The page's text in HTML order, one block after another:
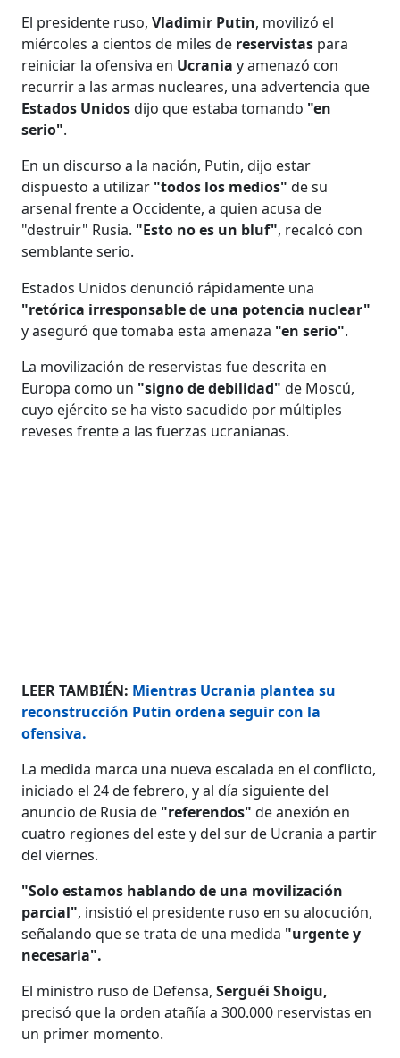
El presidente ruso,Vladimir Putin, movilizó el
miércoles a cientos de miles de reservistas para
reiniciar la ofensiva en Ucrania y amenazó con
recurrir a las armas nucleares, una advertencia que
Estados Unidosdijo que estaba tomando "en
serio".
En un discurso a la nación, Putin, dijo estar
dispuesto a utilizar "todos los medios" de su
arsenal frente a Occidente, a quien acusa de
"destruir" Rusia. "Esto no es un bluf", recalcó con
semblante serio.
Estados Unidos denunció rápidamente una
"retórica irresponsable de una potencia nuclear"
y aseguró que tomaba esta amenaza "en serio".
La movilización de reservistas fue descrita en
Europa como un "signo de debilidad" de Moscú,
cuyo ejército se ha visto sacudido por múltiples
reveses frente a las fuerzas ucranianas.
LEER TAMBIÉN: Mientras Ucrania plantea su
reconstrucción Putin ordena seguir con la
ofensiva.
La medida marca una nueva escalada en el conflicto,
iniciado el 24 de febrero, y al día siguiente del
anuncio de Rusia de "referendos" de anexión en
cuatro regiones del este y del sur de Ucrania a partir
del viernes.
"Solo estamos hablando de una movilización
parcial", insistió el presidente ruso en su alocución,
señalando que se trata de una medida "urgente y
necesaria".
El ministro ruso de Defensa,Serguéi Shoigu,
precisó que la orden atañía a 300.000 reservistas en
un primer momento.